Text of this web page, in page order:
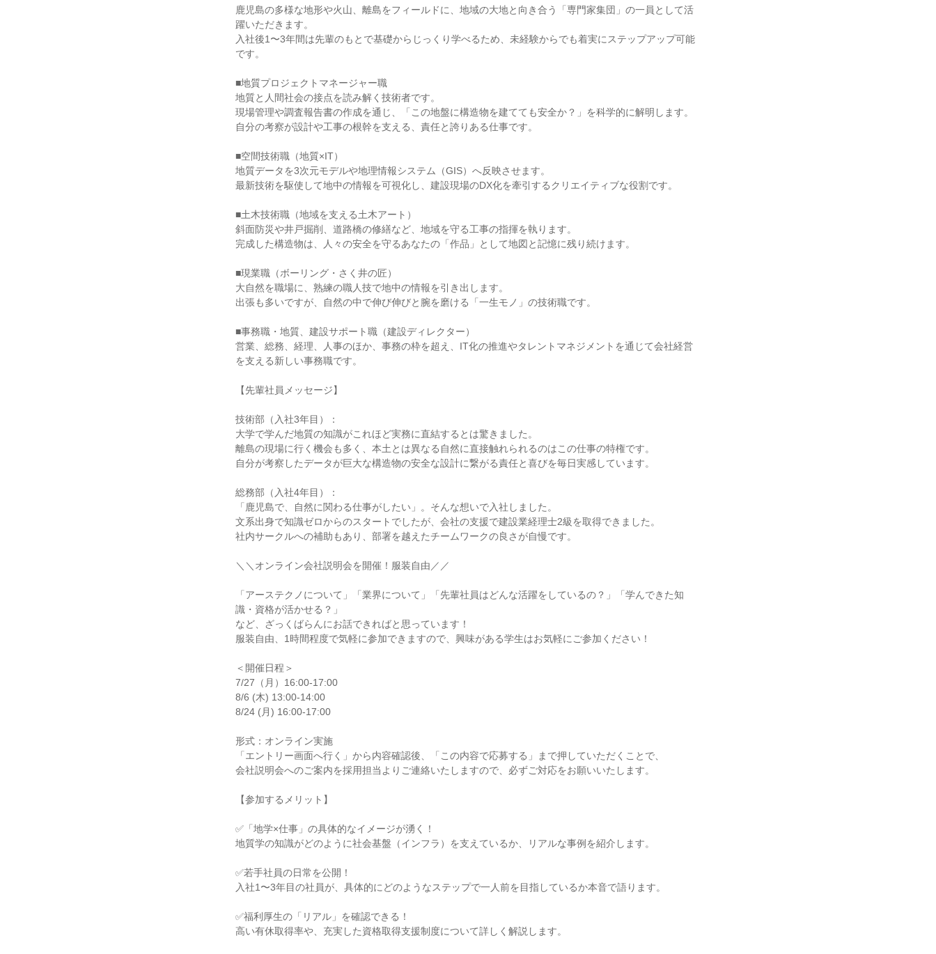
鹿児島の多様な地形や火山、離島をフィールドに、地域の大地と向き合う「専門家集団」の一員として活
躍いただきます。
入社後1〜3年間は先輩のもとで基礎からじっくり学べるため、未経験からでも着実にステップアップ可能
です。
■地質プロジェクトマネージャー職
地質と人間社会の接点を読み解く技術者です。
現場管理や調査報告書の作成を通じ、「この地盤に構造物を建てても安全か？」を科学的に解明します。
自分の考察が設計や工事の根幹を支える、責任と誇りある仕事です。
■空間技術職（地質×IT）
地質データを3次元モデルや地理情報システム（GIS）へ反映させます。
最新技術を駆使して地中の情報を可視化し、建設現場のDX化を牽引するクリエイティブな役割です。
■土木技術職（地域を支える土木アート）
斜面防災や井戸掘削、道路橋の修繕など、地域を守る工事の指揮を執ります。
完成した構造物は、人々の安全を守るあなたの「作品」として地図と記憶に残り続けます。
■現業職（ボーリング・さく井の匠）
大自然を職場に、熟練の職人技で地中の情報を引き出します。
出張も多いですが、自然の中で伸び伸びと腕を磨ける「一生モノ」の技術職です。
■事務職・地質、建設サポート職（建設ディレクター）
営業、総務、経理、人事のほか、事務の枠を超え、IT化の推進やタレントマネジメントを通じて会社経営
を支える新しい事務職です。
【先輩社員メッセージ】
技術部（入社3年目）：
大学で学んだ地質の知識がこれほど実務に直結するとは驚きました。
離島の現場に行く機会も多く、本土とは異なる自然に直接触れられるのはこの仕事の特権です。
自分が考察したデータが巨大な構造物の安全な設計に繋がる責任と喜びを毎日実感しています。
総務部（入社4年目）：
「鹿児島で、自然に関わる仕事がしたい」。そんな想いで入社しました。
文系出身で知識ゼロからのスタートでしたが、会社の支援で建設業経理士2級を取得できました。
社内サークルへの補助もあり、部署を越えたチームワークの良さが自慢です。
＼＼オンライン会社説明会を開催！服装自由／／
「アーステクノについて」「業界について」「先輩社員はどんな活躍をしているの？」「学んできた知
識・資格が活かせる？」
など、ざっくばらんにお話できればと思っています！
服装自由、1時間程度で気軽に参加できますので、興味がある学生はお気軽にご参加ください！
＜開催日程＞
7/27（月）16:00-17:00
8/6 (木) 13:00-14:00
8/24 (月) 16:00-17:00
形式：オンライン実施
「エントリー画面へ行く」から内容確認後、「この内容で応募する」まで押していただくことで、
会社説明会へのご案内を採用担当よりご連絡いたしますので、必ずご対応をお願いいたします。
【参加するメリット】
✅「地学×仕事」の具体的なイメージが湧く！
地質学の知識がどのように社会基盤（インフラ）を支えているか、リアルな事例を紹介します。
✅若手社員の日常を公開！
入社1〜3年目の社員が、具体的にどのようなステップで一人前を目指しているか本音で語ります。
✅福利厚生の「リアル」を確認できる！
高い有休取得率や、充実した資格取得支援制度について詳しく解説します。